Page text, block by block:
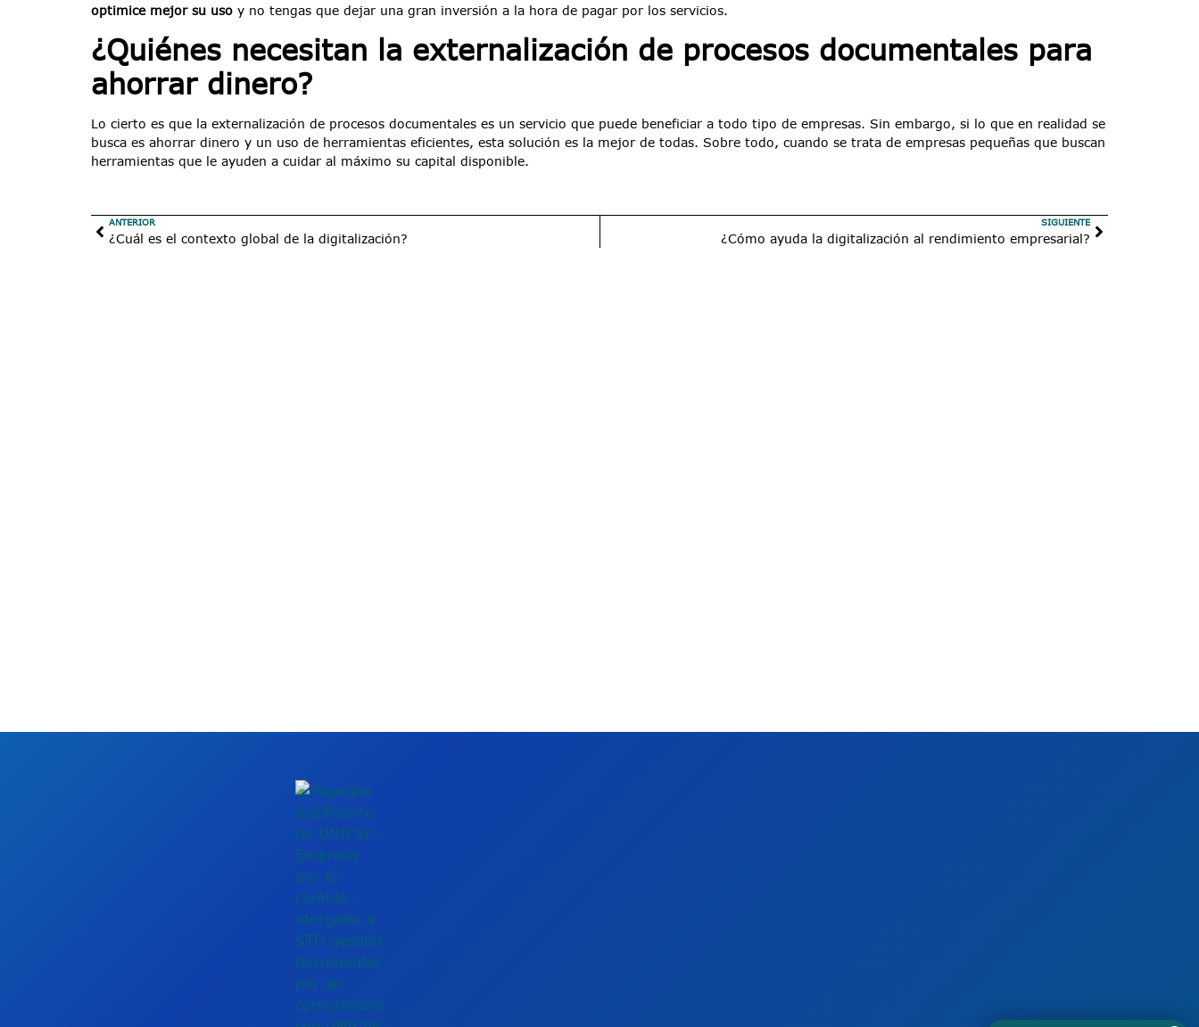
optimice mejor su uso y no tengas que dejar una gran inversión a la hora de pagar por los servicios.
¿Quiénes necesitan la externalización de procesos documentales para
ahorrar dinero?
Lo cierto es que la externalización de procesos documentales es un servicio que puede beneficiar a todo tipo de empresas. Sin embargo, si lo que en realidad se
busca es ahorrar dinero y un uso de herramientas eficientes, esta solución es la mejor de todas. Sobre todo, cuando se trata de empresas pequeñas que buscan
herramientas que le ayuden a cuidar al máximo su capital disponible.
ANTERIOR
¿Cuál es el contexto global de la digitalización?
SIGUIENTE
¿Cómo ayuda la digitalización al rendimiento empresarial?